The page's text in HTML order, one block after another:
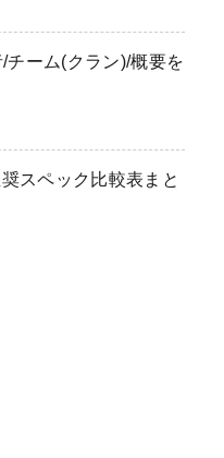
ーム(クラン)/概要を
スペック比較表まと